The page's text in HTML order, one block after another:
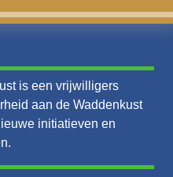
is een vrijwilligers
aan de Waddenkust
initiatieven en